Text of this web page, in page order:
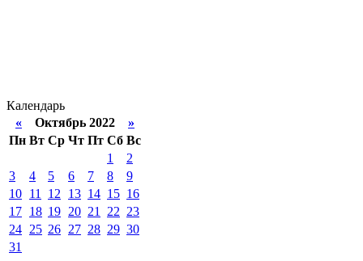
Календарь
« Октябрь 2022 »
Пн Вт Ср Чт Пт Сб Вс
1
2
3
4 5 6 7 8
9
10 11 12 13 14 15 16
17 18 19 20 21 22 23
24 25 26 27 28 29 30
31